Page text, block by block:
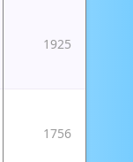
1925
1756